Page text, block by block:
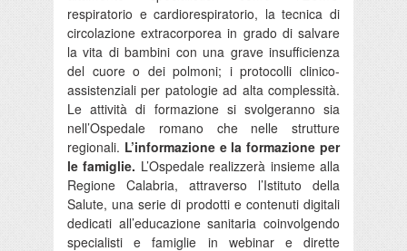
respiratorio e cardiorespiratorio, la tecnica di
circolazione extracorporea in grado di salvare
la vita di bambini con una grave insufficienza
del cuore o dei polmoni; i protocolli clinico-
assistenziali per patologie ad alta complessità.
Le attività di formazione si svolgeranno sia
nell’Ospedale romano che nelle strutture
regionali. L’informazione e la formazione per
le famiglie. L’Ospedale realizzerà insieme alla
Regione Calabria, attraverso l’Istituto della
Salute, una serie di prodotti e contenuti digitali
dedicati all’educazione sanitaria coinvolgendo
specialisti e famiglie in webinar e dirette